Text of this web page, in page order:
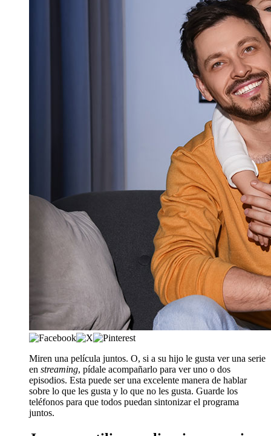
Miren una película juntos. O, si a su hijo le gusta ver una serie
en streaming, pídale acompañarlo para ver uno o dos
episodios. Esta puede ser una excelente manera de hablar
sobre lo que les gusta y lo que no les gusta. Guarde los
teléfonos para que todos puedan sintonizar el programa
juntos.